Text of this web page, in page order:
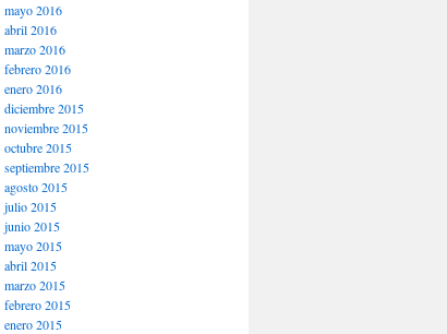
mayo 2016
abril 2016
marzo 2016
febrero 2016
enero 2016
diciembre 2015
noviembre 2015
octubre 2015
septiembre 2015
agosto 2015
julio 2015
junio 2015
mayo 2015
abril 2015
marzo 2015
febrero 2015
enero 2015